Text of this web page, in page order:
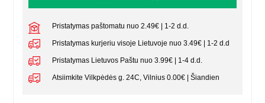
Pristatymas paštomatu nuo 2.49€ | 1-2 d.d.
Pristatymas kurjeriu visoje Lietuvoje nuo 3.49€ | 1-2 d.d
Pristatymas Lietuvos Paštu nuo 3.99€ | 1-4 d.d.
Atsiimkite Vilkpėdės g. 24C, Vilnius 0.00€ | Šiandien